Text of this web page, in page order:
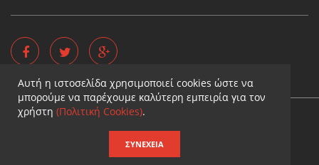
Copyright © - Diaititis.gr - All Rights Reserved.
Σχεδιασμός & κατασκευή ιστοσελίδων
Καταχωρηση επιχειρησης
Αυτή η ιστοσελίδα χρησιμοποιεί cookies ώστε να
μπορούμε να παρέχουμε καλύτερη εμπειρία για τον
χρήστη (Πολιτική Cookies).
ΣΥΝΈΧΕΙΑ